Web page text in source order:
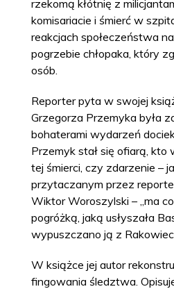
rzekomą kłótnię z
komisariacie i śmierć w
reakcjach społeczeństwa
pogrzebie chłopaka, który
osób.
Reporter pyta w swojej
Grzegorza Przemyka była
bohaterami wydarzeń
Przemyk stał się ofiarą, kto
tej śmierci, czy zdarzenie –
przytaczanym przez
Wiktor Woroszylski – „ma
pogróżką, jaką usłyszała
wypuszczano ją z
W książce jej autor
fingowania śledztwa.